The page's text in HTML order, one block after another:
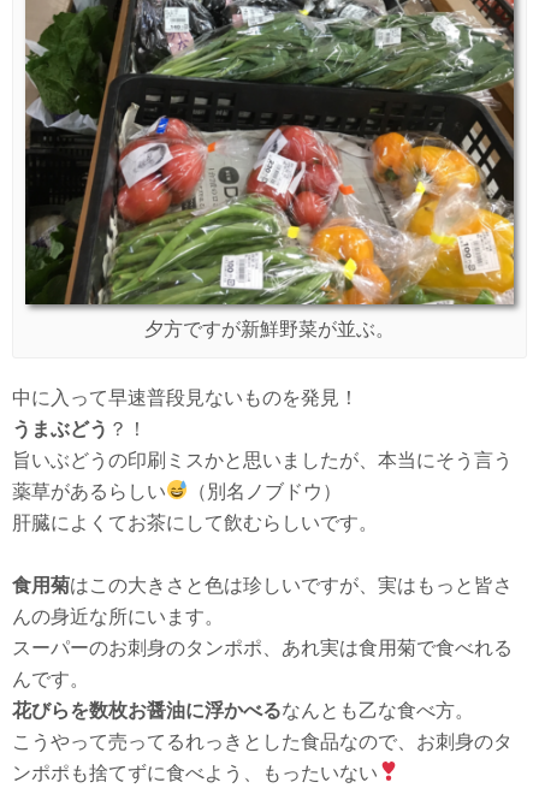
夕方ですが新鮮野菜が並ぶ。
中に入って早速普段見ないものを発見！
うまぶどう ？！
旨いぶどうの印刷ミスかと思いましたが、本当にそう言う
薬草があるらしい
（別名ノブドウ）
肝臓によくてお茶にして飲むらしいです。
食用菊はこの大きさと色は珍しいですが、実はもっと皆さ
んの身近な所にいます。
スーパーのお刺身のタンポポ、あれ実は食用菊で食べれる
んです。
花びらを数枚お醤油に浮かべるなんとも乙な食べ方。
こうやって売ってるれっきとした食品なので、お刺身のタ
ンポポも捨てずに食べよう、もったいない